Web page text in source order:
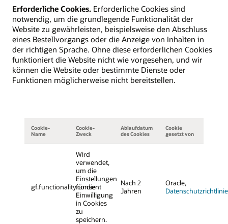
Erforderliche Cookies. Erforderliche Cookies sind
notwendig, um die grundlegende Funktionalität der
Website zu gewährleisten, beispielsweise den Abschluss
eines Bestellvorgangs oder die Anzeige von Inhalten in
der richtigen Sprache. Ohne diese erforderlichen Cookies
funktioniert die Website nicht wie vorgesehen, und wir
können die Website oder bestimmte Dienste oder
Funktionen möglicherweise nicht bereitstellen.
Cookie-
Name
Cookie-
Zweck
Ablaufdatum
des Cookies
Cookie
gesetzt von
gf.functionality.consent
Wird
verwendet,
um die
Einstellungen
für die
Einwilligung
in Cookies
zu
speichern.
Nach 2
Jahren
Oracle,
Datenschutzrichtlinie